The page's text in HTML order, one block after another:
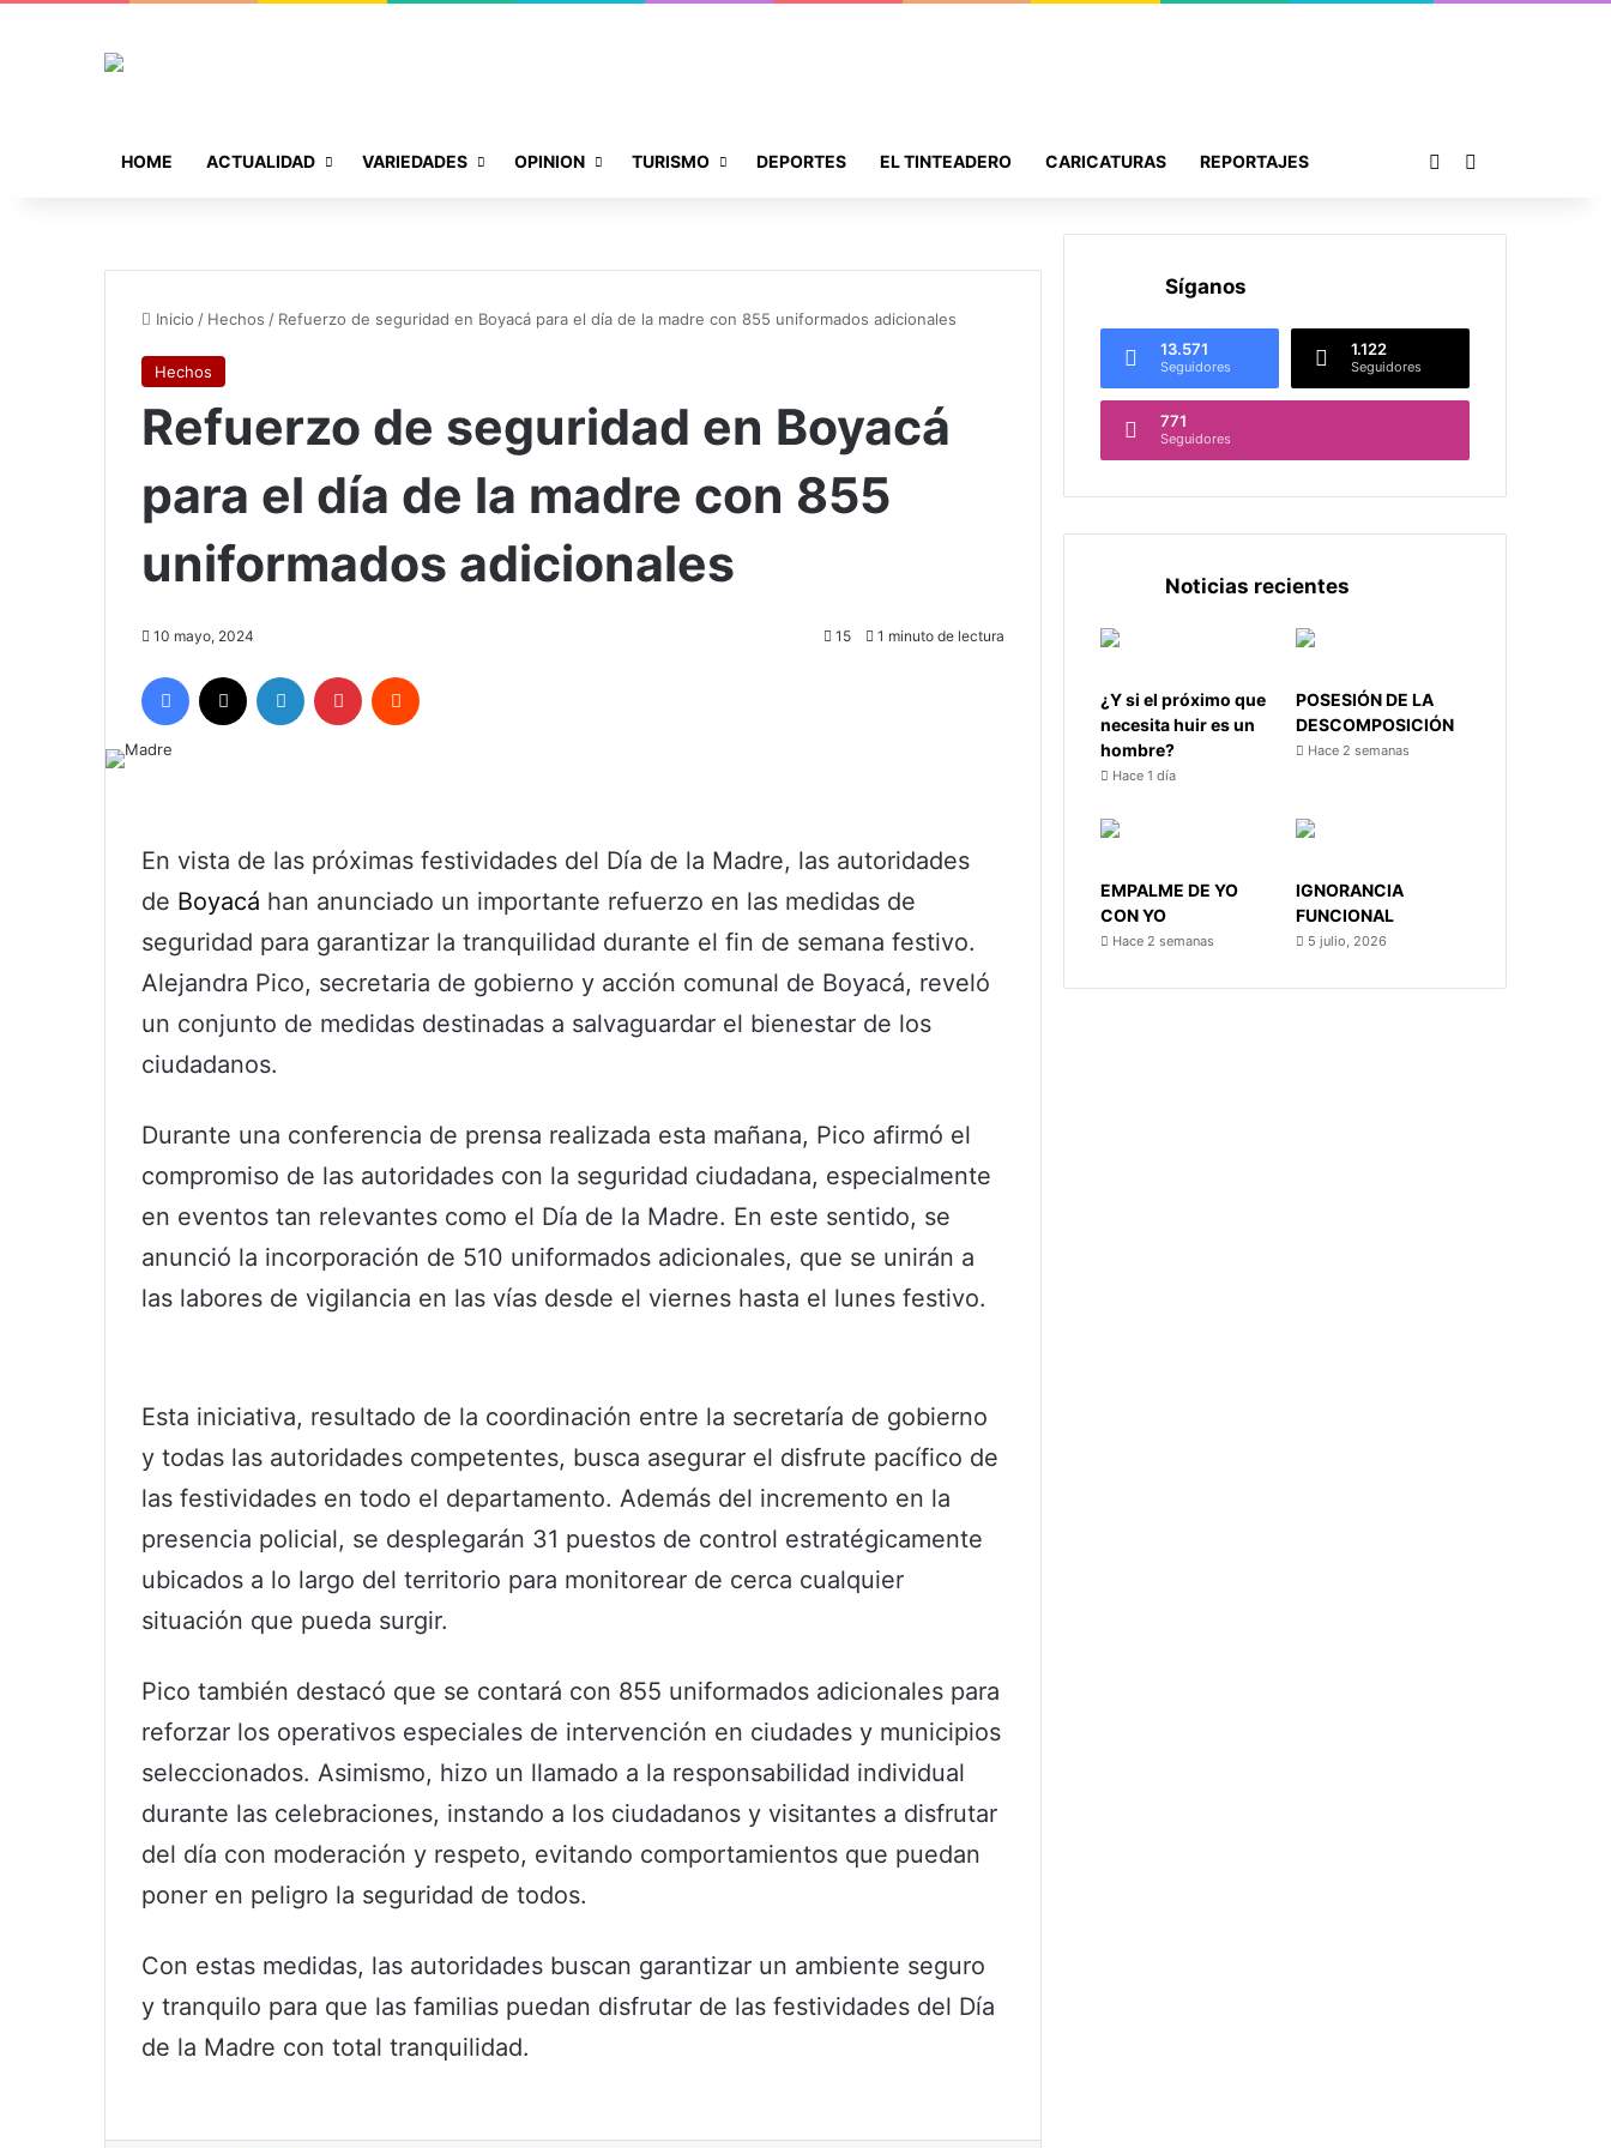
HOME ACTUALIDAD VARIEDADES OPINION TURISMO DEPORTES EL TINTEADERO CARICATURAS REPORTAJES Publicación al azar
Inicio / Hechos / Refuerzo de seguridad en Boyacá para el día de la madre con 855 uniformados adicionales
Hechos
Refuerzo de seguridad en Boyacá
para el día de la madre con 855
uniformados adicionales
10 mayo, 2024 15 1 minuto de lectura
Facebook LinkedIn Pinterest
En vista de las próximas festividades del Día de la Madre, las autoridades
de Boyacá han anunciado un importante refuerzo en las medidas de
seguridad para garantizar la tranquilidad durante el fin de semana festivo.
Alejandra Pico, secretaria de gobierno y acción comunal de Boyacá, reveló
un conjunto de medidas destinadas a salvaguardar el bienestar de los
ciudadanos.
Durante una conferencia de prensa realizada esta mañana, Pico afirmó el
compromiso de las autoridades con la seguridad ciudadana, especialmente
en eventos tan relevantes como el Día de la Madre. En este sentido, se
anunció la incorporación de 510 uniformados adicionales, que se unirán a
las labores de vigilancia en las vías desde el viernes hasta el lunes festivo.
Esta iniciativa, resultado de la coordinación entre la secretaría de gobierno
y todas las autoridades competentes, busca asegurar el disfrute pacífico de
las festividades en todo el departamento. Además del incremento en la
presencia policial, se desplegarán 31 puestos de control estratégicamente
ubicados a lo largo del territorio para monitorear de cerca cualquier
situación que pueda surgir.
Pico también destacó que se contará con 855 uniformados adicionales para
reforzar los operativos especiales de intervención en ciudades y municipios
seleccionados. Asimismo, hizo un llamado a la responsabilidad individual
durante las celebraciones, instando a los ciudadanos y visitantes a disfrutar
del día con moderación y respeto, evitando comportamientos que puedan
poner en peligro la seguridad de todos.
Con estas medidas, las autoridades buscan garantizar un ambiente seguro
y tranquilo para que las familias puedan disfrutar de las festividades del Día
de la Madre con total tranquilidad.
Síganos
13.571
Seguidores
1.122
Seguidores
771
Seguidores
Noticias recientes
¿Y si el próximo que
necesita huir es un
hombre?
Hace 1 día
POSESIÓN DE LA
DESCOMPOSICIÓN
Hace 2 semanas
EMPALME DE YO
CON YO
Hace 2 semanas
IGNORANCIA
FUNCIONAL
5 julio, 2026